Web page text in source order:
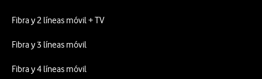
Fibra y 2 líneas móvil + TV
Fibra y 3 líneas móvil
Fibra y 4 líneas móvil